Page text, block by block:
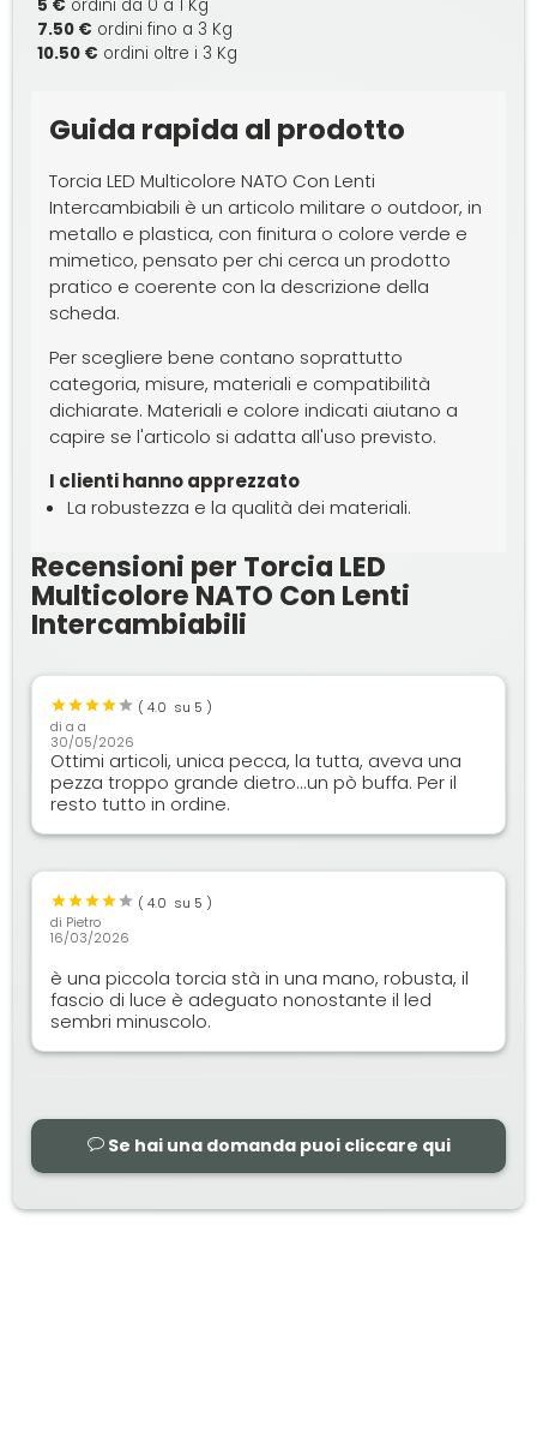
5 € ordini da 0 a 1 Kg
7.50 € ordini fino a 3 Kg
10.50 € ordini oltre i 3 Kg
Guida rapida al prodotto
Torcia LED Multicolore NATO Con Lenti
Intercambiabili è un articolo militare o outdoor, in
metallo e plastica, con finitura o colore verde e
mimetico, pensato per chi cerca un prodotto
pratico e coerente con la descrizione della
scheda.
Per scegliere bene contano soprattutto
categoria, misure, materiali e compatibilità
dichiarate. Materiali e colore indicati aiutano a
capire se l'articolo si adatta all'uso previsto.
I clienti hanno apprezzato
La robustezza e la qualità dei materiali.
Recensioni per Torcia LED
Multicolore NATO Con Lenti
Intercambiabili
(4.0 su 5 )
dia a
30/05/2026
Ottimi articoli, unica pecca, la tutta, aveva una
pezza troppo grande dietro...un pò buffa. Per il
resto tutto in ordine.
(4.0 su 5 )
di Pietro
16/03/2026
è una piccola torcia stà in una mano, robusta, il
fascio di luce è adeguato nonostante il led
sembri minuscolo.
Se hai una domanda puoi cliccare qui